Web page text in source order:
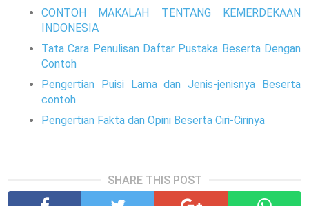
CONTOH MAKALAH TENTANG KEMERDEKAAN
INDONESIA
Tata Cara Penulisan Daftar Pustaka Beserta Dengan
Contoh
Pengertian Puisi Lama dan Jenis-jenisnya Beserta
contoh
Pengertian Fakta dan Opini Beserta Ciri-Cirinya
SHARE THIS POST